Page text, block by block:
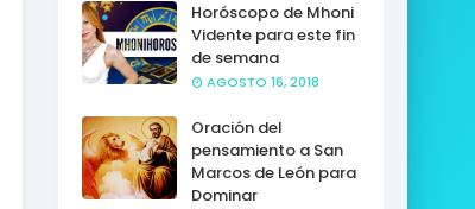
Horóscopo de Mhoni
Vidente para este fin
de semana
AGOSTO 16, 2018
Oración del
pensamiento a San
Marcos de León para
Dominar